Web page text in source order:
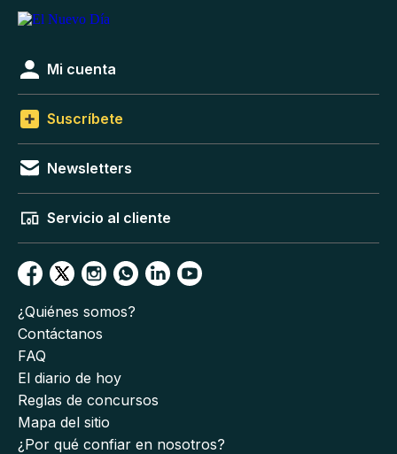
Mi cuenta
Suscríbete
Newsletters
Servicio al cliente
¿Quiénes somos?
Contáctanos
FAQ
El diario de hoy
Reglas de concursos
Mapa del sitio
¿Por qué confiar en nosotros?